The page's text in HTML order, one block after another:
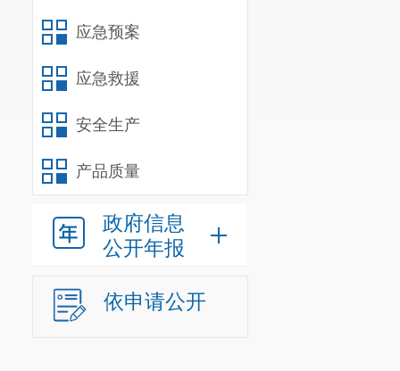
应急预案
应急救援
安全生产
产品质量
政府信息
公开年报
依申请公开